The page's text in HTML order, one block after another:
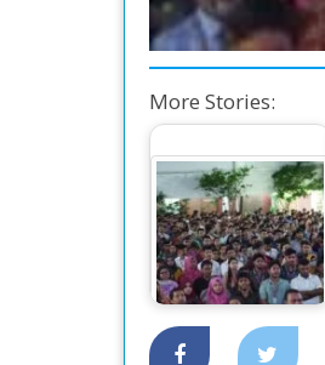
More Stories:
আইইউবিএটি’র ফল
২০২৪ সেমিস্টারের নবীন
শিক্ষার্থীদের…